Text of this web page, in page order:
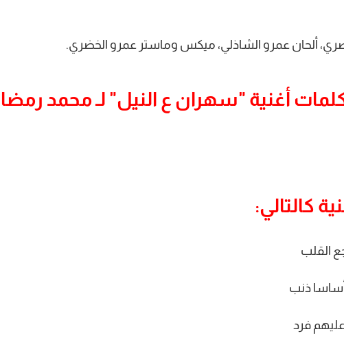
ألحان عمرو الشاذلي، ميكس وماستر عمرو الخضري.
أغنية "سهران ع النيل" لـ محمد
كالتالي:
القلب
ذنب
فرد